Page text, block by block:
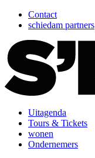
Contact
schiedam partners
Uitagenda
Tours & Tickets
wonen
Ondernemers